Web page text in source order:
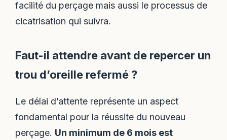
facilité du perçage mais aussi le processus de
cicatrisation qui suivra.
Faut-il attendre avant de repercer un
trou d’oreille refermé ?
Le délai d’attente représente un aspect
fondamental pour la réussite du nouveau
perçage. Un minimum de 6 mois est